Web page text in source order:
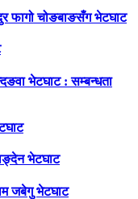
फागो चोङबाङसँग भेटघाट
भेटघाट : सम्बन्धता
भेटघाट
जबेगु भेटघाट